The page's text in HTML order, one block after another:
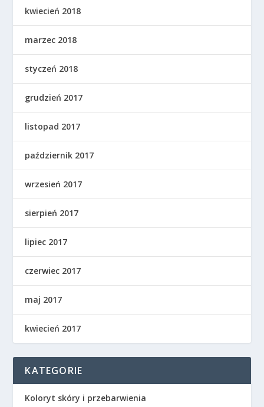
kwiecień 2018
marzec 2018
styczeń 2018
grudzień 2017
listopad 2017
październik 2017
wrzesień 2017
sierpień 2017
lipiec 2017
czerwiec 2017
maj 2017
kwiecień 2017
KATEGORIE
Koloryt skóry i przebarwienia